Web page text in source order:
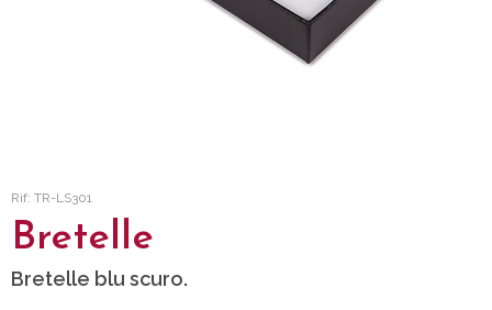
Rif: TR-LS301
Bretelle
Bretelle blu scuro.